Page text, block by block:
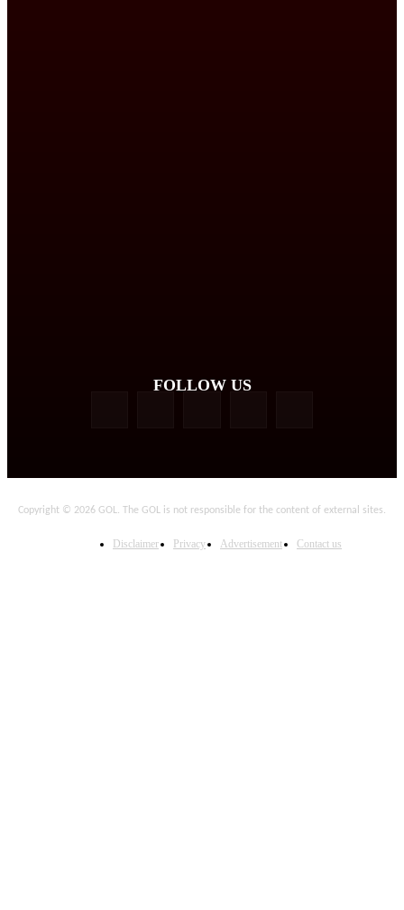
FOLLOW US
Copyright © 2026 GOL. The GOL is not responsible for the content of external sites.
Disclaimer Privacy Advertisement Contact us